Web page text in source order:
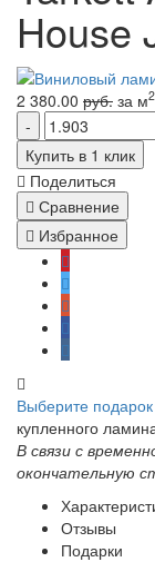
House
2 380.00 руб. за м2
Купить в 1 клик
Поделиться
Сравнение
Избранное
Выберите подарок
купленного
В связи с
окончательную
Отзывы
Подарки